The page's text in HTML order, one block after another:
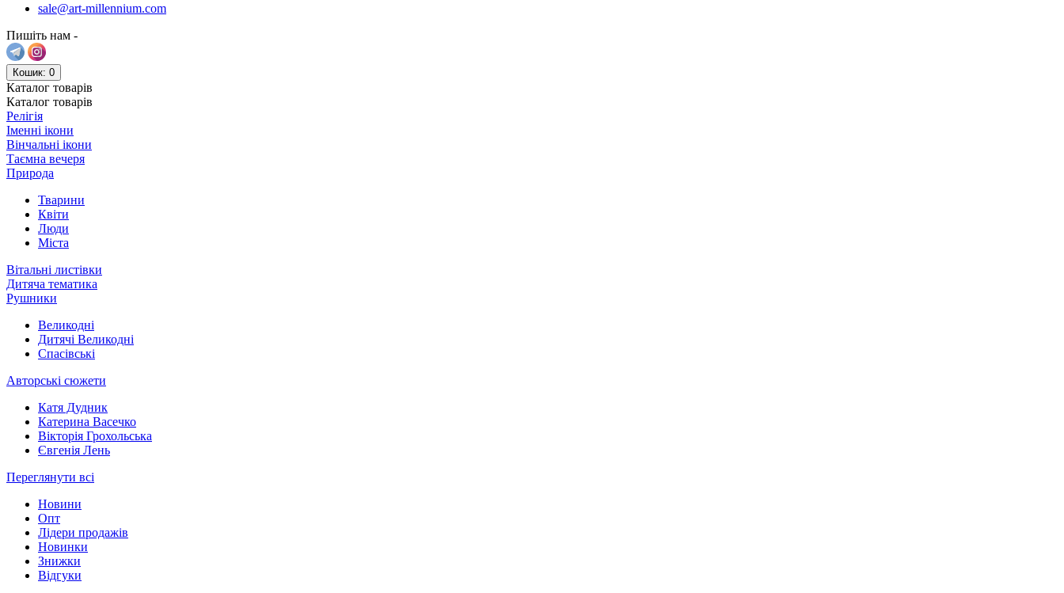
sale@art-millennium.com
Пишіть нам -
Кошик: 0
Каталог товарів
Каталог товарів
Релігія
Іменні ікони
Вінчальні ікони
Таємна вечеря
Природа
Тварини
Квіти
Люди
Міста
Вітальні листівки
Дитяча тематика
Рушники
Великодні
Дитячі Великодні
Спасівські
Авторські сюжети
Катя Дудник
Катерина Васечко
Вікторія Грохольська
Євгенія Лень
Переглянути всі
Новини
Опт
Лідери продажів
Новинки
Знижки
Відгуки